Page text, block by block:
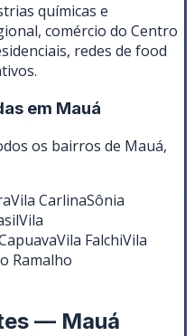
químicas e
comércio do Centro
redes de food
em Mauá
os bairros de Mauá,
Vila CarlinaSônia
Vila
Vila FalchiVila
Ramalho
— Mauá